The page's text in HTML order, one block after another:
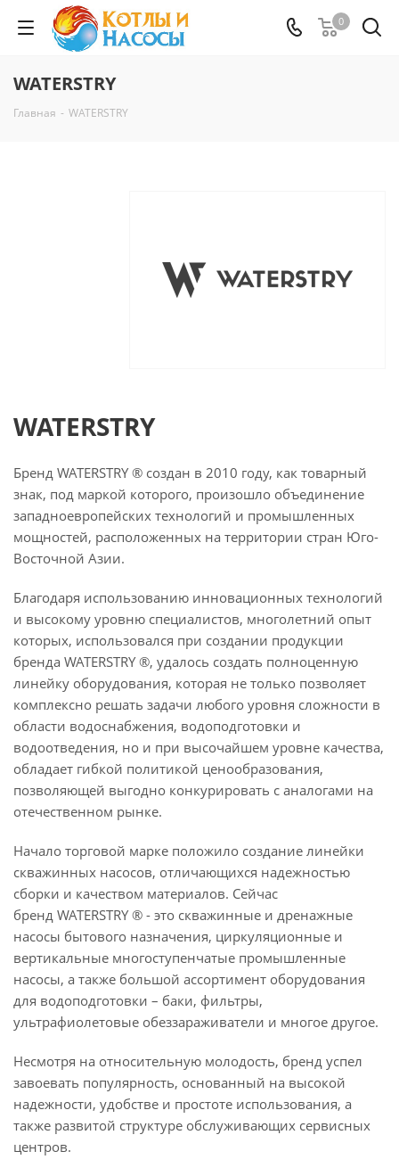
0
WATERSTRY
Главная - WATERSTRY
WATERSTRY
Бренд WATERSTRY ® создан в 2010 году, как товарный
знак, под маркой которого, произошло объединение
западноевропейских технологий и промышленных
мощностей, расположенных на территории стран Юго-
Восточной Азии.
Благодаря использованию инновационных технологий
и высокому уровню специалистов, многолетний опыт
которых, использовался при создании продукции
бренда WATERSTRY ®, удалось создать полноценную
линейку оборудования, которая не только позволяет
комплексно решать задачи любого уровня сложности в
области водоснабжения, водоподготовки и
водоотведения, но и при высочайшем уровне качества,
обладает гибкой политикой ценообразования,
позволяющей выгодно конкурировать с аналогами на
отечественном рынке.
Начало торговой марке положило создание линейки
скважинных насосов, отличающихся надежностью
сборки и качеством материалов. Сейчас
бренд WATERSTRY ® - это скважинные и дренажные
насосы бытового назначения, циркуляционные и
вертикальные многоступенчатые промышленные
насосы, а также большой ассортимент оборудования
для водоподготовки – баки, фильтры,
ультрафиолетовые обеззараживатели и многое другое.
Несмотря на относительную молодость, бренд успел
завоевать популярность, основанный на высокой
надежности, удобстве и простоте использования, а
также развитой структуре обслуживающих сервисных
центров.